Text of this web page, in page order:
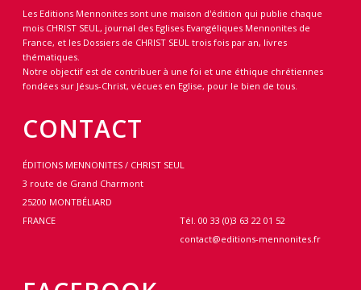
Les Editions Mennonites sont une maison d'édition qui publie chaque
mois CHRIST SEUL, journal des Eglises Evangéliques Mennonites de
France, et les Dossiers de CHRIST SEUL trois fois par an, livres
thématiques.
Notre objectif est de contribuer à une foi et une éthique chrétiennes
fondées sur Jésus-Christ, vécues en Eglise, pour le bien de tous.
CONTACT
ÉDITIONS MENNONITES / CHRIST SEUL
3 route de Grand Charmont
25200 MONTBÉLIARD
FRANCE
Tél. 00 33 (0)3 63 22 01 52
contact@editions-mennonites.fr